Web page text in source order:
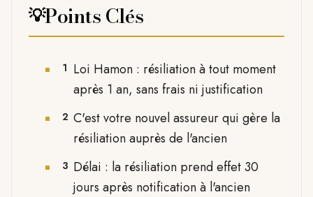
💡Points Clés
1 Loi Hamon : résiliation à tout moment
après 1 an, sans frais ni justification
2 C'est votre nouvel assureur qui gère la
résiliation auprès de l'ancien
3 Délai : la résiliation prend effet 30
jours après notification à l'ancien